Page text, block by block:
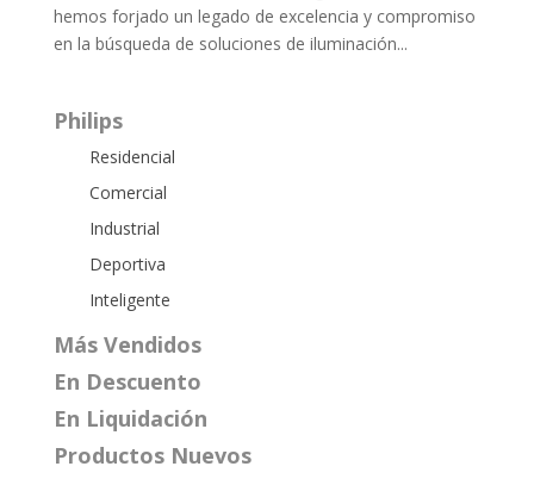
hemos forjado un legado de excelencia y compromiso
en la búsqueda de soluciones de iluminación...
Philips
Residencial
Comercial
Industrial
Deportiva
Inteligente
Más Vendidos
En Descuento
En Liquidación
Productos Nuevos